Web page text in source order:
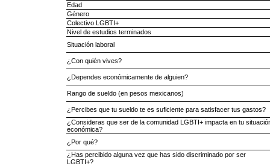
Edad
Género
Colectivo LGBTI+
Nivel de estudios terminados
Situación laboral
¿Con quién vives?
¿Dependes económicamente de alguien?
Rango de sueldo (en pesos mexicanos)
¿Percibes que tu sueldo te es suficiente para satisfacer tus gastos?
¿Consideras que ser de la comunidad LGBTI+ impacta en tu
económica?
¿Por qué?
¿Has percibido alguna vez que has sido discriminado por ser
LGBTI+?